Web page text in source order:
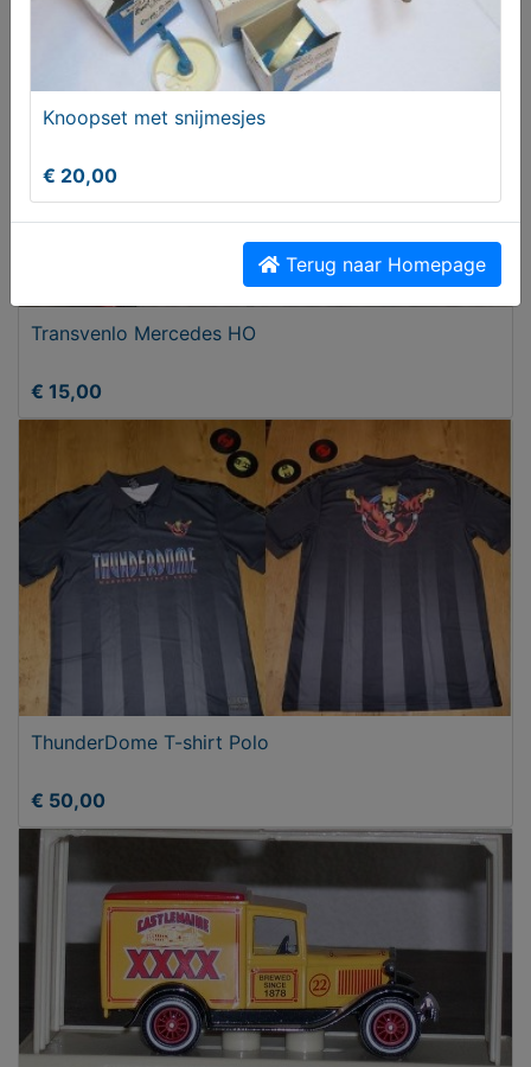
Transvenlo Mercedes HO
€ 15,00
ThunderDome T-shirt Polo
€ 50,00
Knoopset met snijmesjes
€ 20,00
Terug naar Homepage